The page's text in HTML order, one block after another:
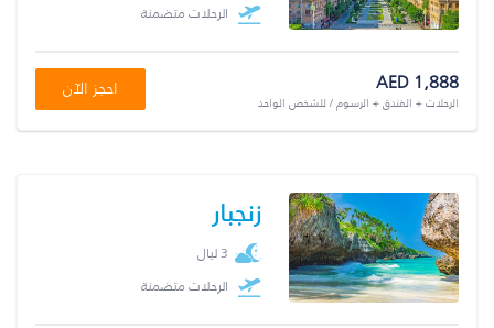
الرحلات متضمنة
AED 1,888
الرحلات + الفندق + الرسوم / للشخص الواحد
احجز الآن
زنجبار
3 ليال
الرحلات متضمنة